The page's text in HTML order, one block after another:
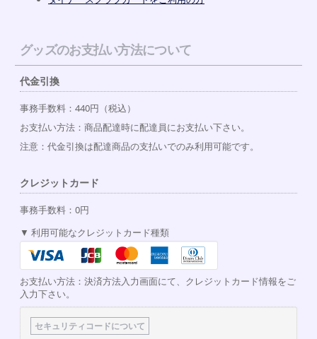
グッズのお支払い方法について
代金引換
事務手数料：440円（税込）
お支払い方法：商品配達時に配達員にお支払い下さい。
注意：代金引換は配達商品の支払いでのみ利用可能です。
クレジットカード
事務手数料：0円
利用可能なクレジットカード種類
お支払い方法：決済方法入力画面にて、クレジットカード情報をご
入力下さい。
セキュリティコードについて